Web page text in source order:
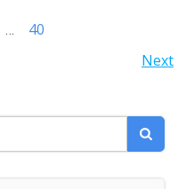
… Page
40
Next